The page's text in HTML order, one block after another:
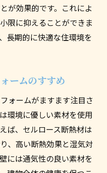
が効果的です。これによ
限に抑えることができま
長期的に快適な住環境を
ームのすすめ
ォームがますます注目さ
環境に優しい素材を使用
ば、セルロース断熱材は
、高い断熱効果と湿気対
には通気性の良い素材を